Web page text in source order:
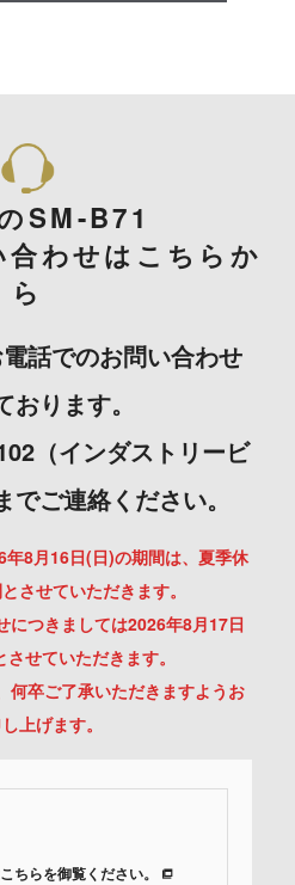
SM-B71
わせはこちらか
ら
話でのお問い合わせ
おります。
（インダストリービ
ご連絡ください。
8月16日(日)の期間は、夏季休
させていただきます。
につきましては2026年8月17日
せていただきます。
何卒ご了承いただきますようお
上げます。
ちらを御覧ください。